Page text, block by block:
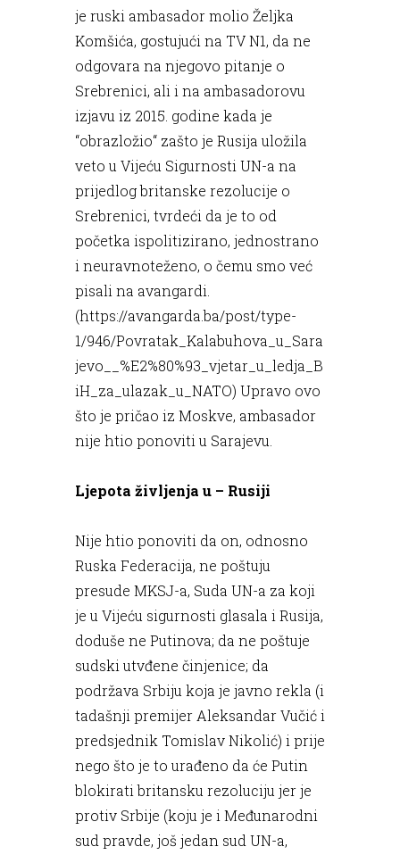
je ruski ambasador molio Željka
Komšića, gostujući na TV N1, da ne
odgovara na njegovo pitanje o
Srebrenici, ali i na ambasadorovu
izjavu iz 2015. godine kada je
“obrazložio“ zašto je Rusija uložila
veto u Vijeću Sigurnosti UN-a na
prijedlog britanske rezolucije o
Srebrenici, tvrdeći da je to od
početka ispolitizirano, jednostrano
i neuravnoteženo, o čemu smo već
pisali na avangardi.
(https://avangarda.ba/post/type-
1/946/Povratak_Kalabuhova_u_Sara
jevo__%E2%80%93_vjetar_u_ledja_B
iH_za_ulazak_u_NATO) Upravo ovo
što je pričao iz Moskve, ambasador
nije htio ponoviti u Sarajevu.
Ljepota življenja u – Rusiji
Nije htio ponoviti da on, odnosno
Ruska Federacija, ne poštuju
presude MKSJ-a, Suda UN-a za koji
je u Vijeću sigurnosti glasala i Rusija,
doduše ne Putinova; da ne poštuje
sudski utvđene činjenice; da
podržava Srbiju koja je javno rekla (i
tadašnji premijer Aleksandar Vučić i
predsjednik Tomislav Nikolić) i prije
nego što je to urađeno da će Putin
blokirati britansku rezoluciju jer je
protiv Srbije (koju je i Međunarodni
sud pravde, još jedan sud UN-a,